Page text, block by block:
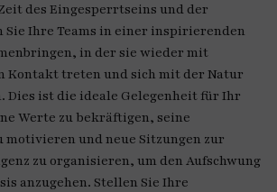
des Eingesperrtseins und der
Sie Ihre Teams in einer inspirierenden
in der sie wieder mit
Kontakt treten und sich mit der Natur
Dies ist die ideale Gelegenheit für Ihr
Werte zu bekräftigen, seine
und neue Sitzungen zur
zu organisieren, um den Aufschwung
anzugehen. Stellen Sie Ihre